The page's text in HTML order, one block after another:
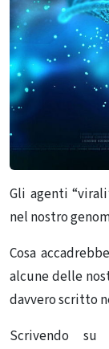
Gli agenti
nel nostro
Cosa
alcune delle
davvero scritto
Scrivendo su